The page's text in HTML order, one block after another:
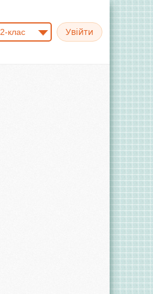
2-клас